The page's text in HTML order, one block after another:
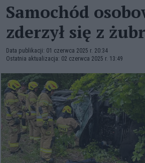
Samochód
zderzył się z
Data publikacji: 01 czerwca 2025 r. 20:34
Ostatnia aktualizacja: 02 czerwca 2025 r. 13:49